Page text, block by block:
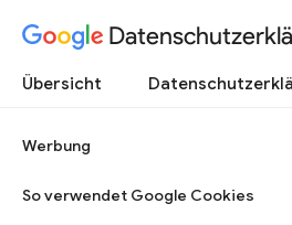
Übersicht
Werbung
So verwendet Google Cookies